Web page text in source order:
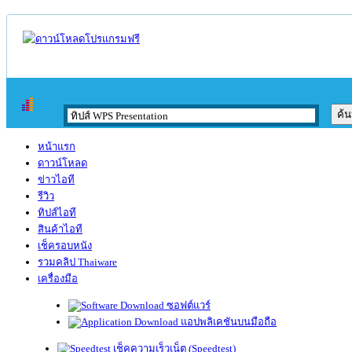
หน้าแรก
ดาวน์โหลด
ข่าวไอที
รีวิว
ทิปส์ไอที
สินค้าไอที
เช็ครอบหนัง
รวมคลิป Thaiware
เครื่องมือ
ซอฟต์แวร์
แอปพลิเคชันบนมือถือ
เช็คความเร็วเน็ต (Speedtest)